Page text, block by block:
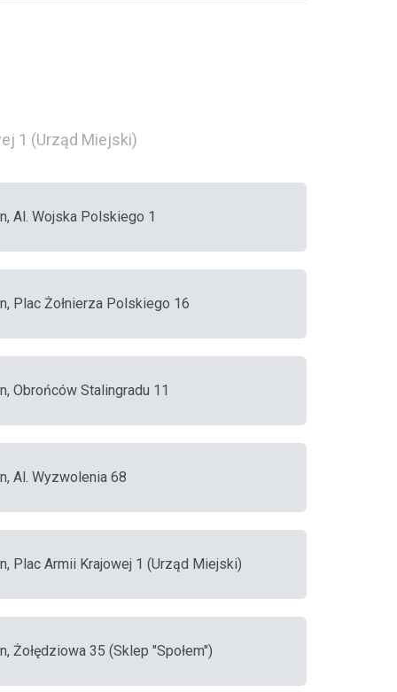
1 (Urząd Miejski)
Al. Wojska Polskiego 1
Plac Żołnierza Polskiego 16
Obrońców Stalingradu 11
Al. Wyzwolenia 68
Plac Armii Krajowej 1 (Urząd Miejski)
Żołędziowa 35 (Sklep "Społem")